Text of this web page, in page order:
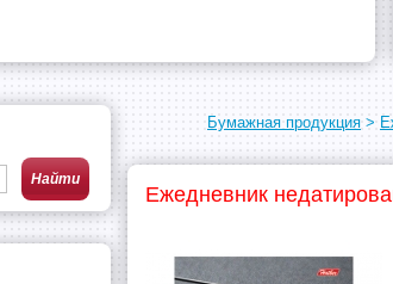
Бумажная продукция >
Ежедневник